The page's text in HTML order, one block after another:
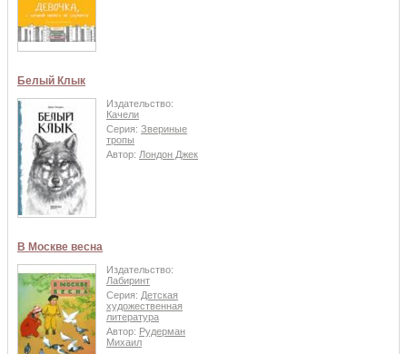
Белый Клык
Издательство:
Качели
Серия: Звериные
тропы
Автор: Лондон Джек
В Москве весна
Издательство:
Лабиринт
Серия: Детская
художественная
литература
Автор: Рудерман
Михаил